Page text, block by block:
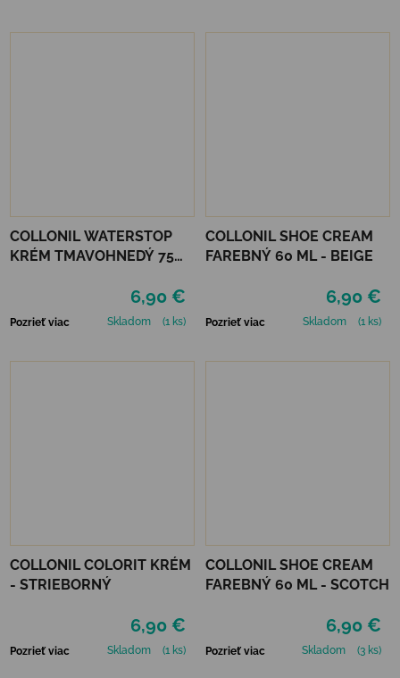
COLLONIL WATERSTOP
KRÉM TMAVOHNEDÝ 75
6,90 €
Pozrieť viac Skladom (1 ks)
COLLONIL SHOE CREAM
FAREBNÝ 60 ML - BEIGE
6,90 €
Pozrieť viac Skladom (1 ks)
COLLONIL COLORIT KRÉM
- STRIEBORNÝ
6,90 €
Pozrieť viac Skladom (1 ks)
COLLONIL SHOE CREAM
FAREBNÝ 60 ML - SCOTCH
6,90 €
Pozrieť viac Skladom (3 ks)